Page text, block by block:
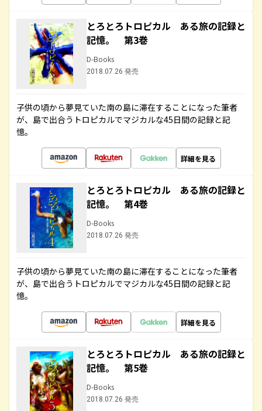
とろとろトロピカル ある旅の記録と
記憶。 第3巻
D-Books
2018.07.26 発売
子供の頃から夢見ていた南の島に滞在することになった筆者
が、島で出合うトロピカルでマジカルな45日間の記録と記
憶。
詳細を見る
とろとろトロピカル ある旅の記録と
記憶。 第4巻
D-Books
2018.07.26 発売
子供の頃から夢見ていた南の島に滞在することになった筆者
が、島で出合うトロピカルでマジカルな45日間の記録と記
憶。
詳細を見る
とろとろトロピカル ある旅の記録と
記憶。 第5巻
D-Books
2018.07.26 発売